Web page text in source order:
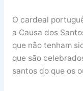
O cardeal
a Causa dos
que não tenham
que são
santos do que os